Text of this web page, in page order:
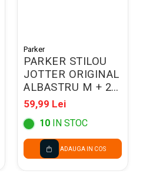
Parker
PARKER STILOU
JOTTER ORIGINAL
ALBASTRU M + 2
PATROANE
CERNEALA 160380
59,99 Lei
10 IN STOC
ADAUGA IN COS